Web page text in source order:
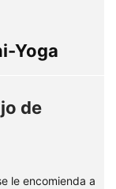
Yoga
de
le encomienda a